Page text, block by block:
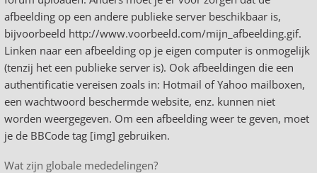
afbeelding op een andere publieke server beschikbaar is,
bijvoorbeeld http://www.voorbeeld.com/mijn_afbeelding.gif.
Linken naar een afbeelding op je eigen computer is onmogelijk
(tenzij het een publieke server is). Ook afbeeldingen die een
authentificatie vereisen zoals in: Hotmail of Yahoo mailboxen,
een wachtwoord beschermde website, enz. kunnen niet
worden weergegeven. Om een afbeelding weer te geven, moet
je de BBCode tag [img] gebruiken.
Wat zijn globale mededelingen?